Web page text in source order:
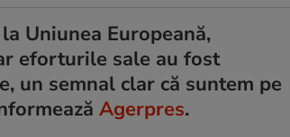
Uniunea Europeană,
eforturile sale au fost
un semnal clar că suntem pe
Agerpres.